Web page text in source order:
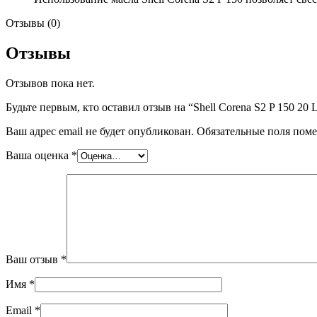
Отзывы (0)
Отзывы
Отзывов пока нет.
Будьте первым, кто оставил отзыв на “Shell Corena S2 P 150 20
Ваш адрес email не будет опубликован. Обязательные поля
Ваша оценка *
Ваш отзыв *
Имя *
Email *